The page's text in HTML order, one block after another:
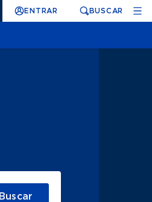
ENTRAR BUSCAR
Buscar